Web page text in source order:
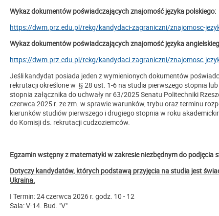
Wykaz dokumentów poświadczających znajomość języka polskiego:
https://dwm.prz.edu.pl/rekg/kandydaci-zagraniczni/znajomosc-
Wykaz dokumentów poświadczających znajomość języka
https://dwm.prz.edu.pl/rekg/kandydaci-zagraniczni/znajomosc-
Jeśli kandydat posiada jeden z wymienionych dokumentów
rekrutacji określone w § 28 ust. 1-6 na studia pierwszego stopnia
stopnia załącznika do uchwały nr 63/2025 Senatu Politechniki
czerwca 2025 r. ze zm. w sprawie warunków, trybu oraz terminu
kierunków studiów pierwszego i drugiego stopnia w roku
do Komisji ds. rekrutacji cudzoziemców.
Egzamin wstępny z matematyki w zakresie niezbędnym do podjęcia
Dotyczy kandydatów, których podstawą przyjęcia na studia jest
Ukraina.
I Termin: 24 czerwca 2026 r. godz. 10 - 12
Sala: V-14. Bud. "V"